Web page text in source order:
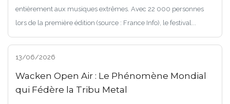
entièrement aux musiques extrêmes. Avec 22 000 personnes
lors de la première édition (source : France Info), le festival...
13/06/2026
Wacken Open Air : Le Phénomène Mondial
qui Fédère la Tribu Metal